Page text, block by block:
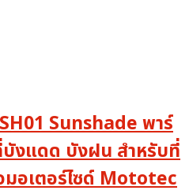
Sunshade พาร์
บังแดด บังฝน สำหรับที่
อเตอร์ไซด์ Mototec